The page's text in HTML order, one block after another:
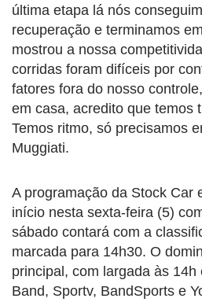
última etapa lá nós
recuperação e terminamos
mostrou a nossa
corridas foram difíceis por
fatores fora do nosso
em casa, acredito que temos
Temos ritmo, só precisamos
Muggiati.
A programação da Stock Car
início nesta sexta-feira (5)
sábado contará com a
marcada para 14h30. O
principal, com largada às 14h
Band, Sportv, BandSports e